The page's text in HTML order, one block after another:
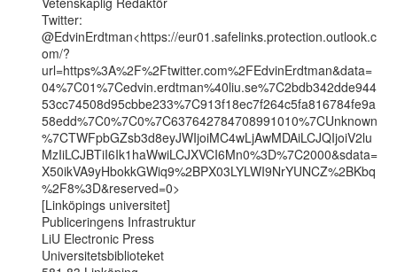
Twitter:
@EdvinErdtman<https://eur01.safelinks.protection.outlook.c
om/?
url=https%3A%2F%2Ftwitter.com%2FEdvinErdtman&data=
04%7C01%7Cedvin.erdtman%40liu.se%7C2bdb342dde944
53cc74508d95cbbe233%7C913f18ec7f264c5fa816784fe9a
58edd%7C0%7C0%7C637642784708991010%7CUnknown
%7CTWFpbGZsb3d8eyJWIjoiMC4wLjAwMDAiLCJQIjoiV2lu
MzIiLCJBTiI6Ik1haWwiLCJXVCI6Mn0%3D%7C2000&sdata=
X50ikVA9yHbokkGWiq9%2BPX03LYLWI9NrYUNCZ%2BKbq
%2F8%3D&reserved=0>
[Linköpings universitet]
Publiceringens Infrastruktur
LiU Electronic Press
Universitetsbiblioteket